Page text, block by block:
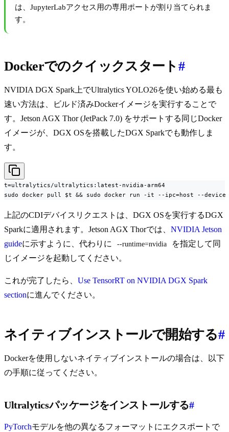
は、JupyterLabアクセス用の専用ポートが割り当てられま
す。
Dockerでのクイックスタート #
NVIDIA DGX Spark上でUltralytics YOLO26を使い始める最も
速い方法は、ビルド済みDockerイメージを実行することで
す。Jetson AGX Thor (JetPack 7.0) をサポートする同じDocker
イメージが、DGX OSを搭載したDGX Sparkでも動作しま
す。
t=ultralytics/ultralytics:latest-nvidia-arm64
sudo docker pull $t && sudo docker run -it --ipc=host --device
上記のCDIデバイスリクエストは、DGX OSを実行するDGX
Sparkに適用されます。Jetson AGX Thorでは、 NVIDIA Jetson
guideに示すように、代わりに --runtime=nvidia
を指定して同
じイメージを起動してください。
これが完了したら、 Use TensorRT on NVIDIA DGX Spark
sectionに進んでください。
ネイティブインストールで開始する#
Dockerを使用しないネイティブインストールの場合は、以下
の手順に従ってください。
Ultralyticsパッケージをインストールする#
PyTorchモデルを他の異なるフォーマットにエクスポートで